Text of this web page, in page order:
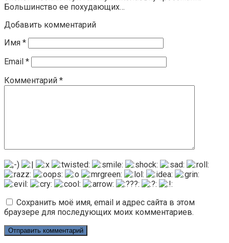
Большинство ее похудающих…
Добавить комментарий
Имя *
Email *
Комментарий *
Сохранить моё имя, email и адрес сайта в этом
браузере для последующих моих комментариев.